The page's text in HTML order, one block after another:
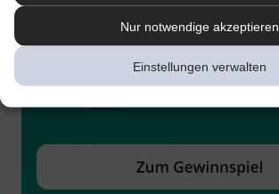
Nur notwendige akzeptieren
Einstellungen verwalten